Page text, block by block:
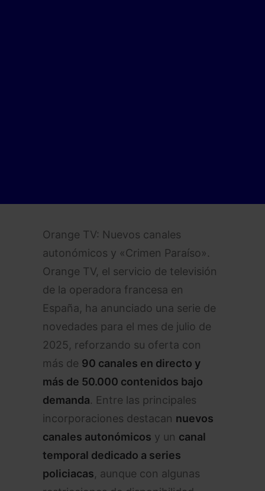
Orange TV: Nuevos canales
autonómicos y «Crimen Paraíso».
Orange TV, el servicio de televisión
de la operadora francesa en
España, ha anunciado una serie de
novedades para el mes de julio de
2025, reforzando su oferta con
más de 90 canales en directo y
más de 50.000 contenidos bajo
demanda. Entre las principales
incorporaciones destacan nuevos
canales autonómicos y un canal
temporal dedicado a series
policiacas, aunque con algunas